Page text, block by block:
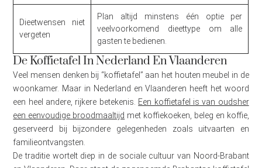
Dieetwensen niet
vergeten
Plan altijd minstens één optie per
veelvoorkomend dieettype om alle
gasten te bedienen.
De Koffietafel In Nederland En Vlaanderen
Veel mensen denken bij “koffietafel” aan het houten meubel in de
woonkamer. Maar in Nederland en Vlaanderen heeft het woord
een heel andere, rijkere betekenis.
Een koffietafel is van oudsher
een eenvoudige broodmaaltijd met koffiekoeken, beleg en koffie,
geserveerd bij bijzondere gelegenheden zoals uitvaarten en
familieontvangsten.
De traditie wortelt diep in de sociale cultuur van Noord-Brabant